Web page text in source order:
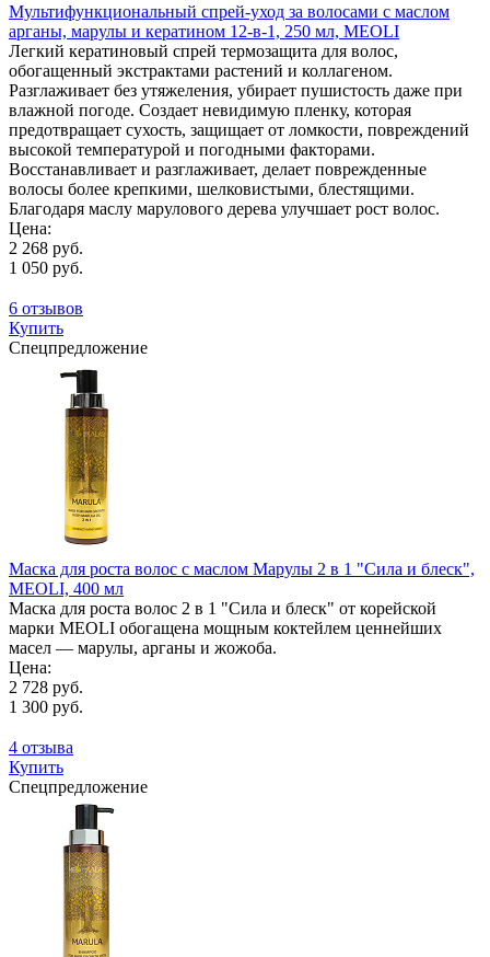
Мультифункциональный спрей-уход за волосами с маслом
арганы, марулы и кератином 12-в-1, 250 мл, MEOLI
Легкий кератиновый спрей термозащита для волос,
обогащенный экстрактами растений и коллагеном.
Разглаживает без утяжеления, убирает пушистость даже при
влажной погоде. Создает невидимую пленку, которая
предотвращает сухость, защищает от ломкости, повреждений
высокой температурой и погодными факторами.
Восстанавливает и разглаживает, делает поврежденные
волосы более крепкими, шелковистыми, блестящими.
Благодаря маслу марулового дерева улучшает рост волос.
Цена:
2 268 руб.
1 050 руб.
6 отзывов
Купить
Спецпредложение
Маска для роста волос с маслом Марулы 2 в 1 "Сила и блеск",
MEOLI, 400 мл
Маска для роста волос 2 в 1 "Сила и блеск" от корейской
марки MEOLI обогащена мощным коктейлем ценнейших
масел — марулы, арганы и жожоба.
Цена:
2 728 руб.
1 300 руб.
4 отзыва
Купить
Спецпредложение